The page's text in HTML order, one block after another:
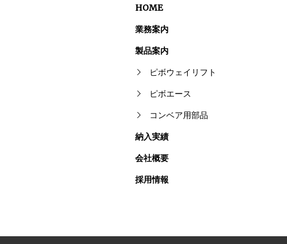
HOME
業務案内
製品案内
ピボウェイリフト
ピボエース
コンベア用部品
納入実績
会社概要
採用情報